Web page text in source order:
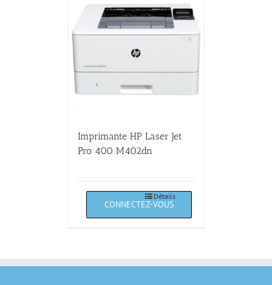
Imprimante HP Laser Jet
Pro 400 M402dn
Détails